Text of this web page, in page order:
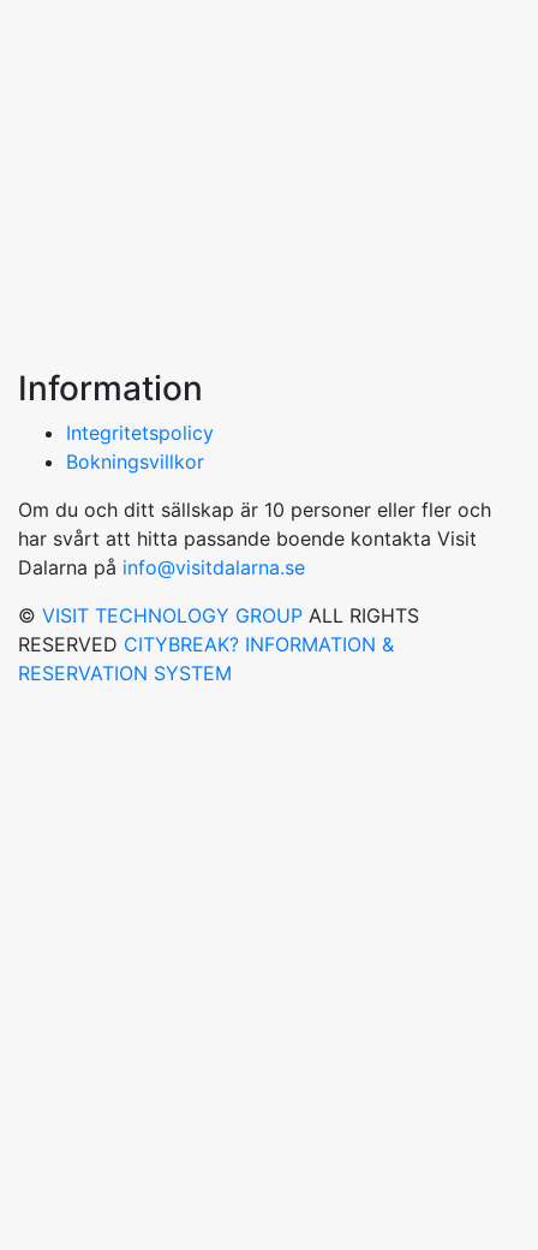
Information
Integritetspolicy
Bokningsvillkor
Om du och ditt sällskap är 10 personer eller fler och
har svårt att hitta passande boende kontakta Visit
Dalarna på info@visitdalarna.se
© VISIT TECHNOLOGY GROUP ALL RIGHTS
RESERVED CITYBREAK? INFORMATION &
RESERVATION SYSTEM